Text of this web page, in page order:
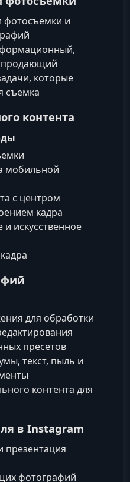
фотосъемки и
продающий
которые
съемка
контента
мобильной
с центром
кадра
и искусственное
для обработки
пресетов
текст, пыль и
контента для
в Instagram
фотографий